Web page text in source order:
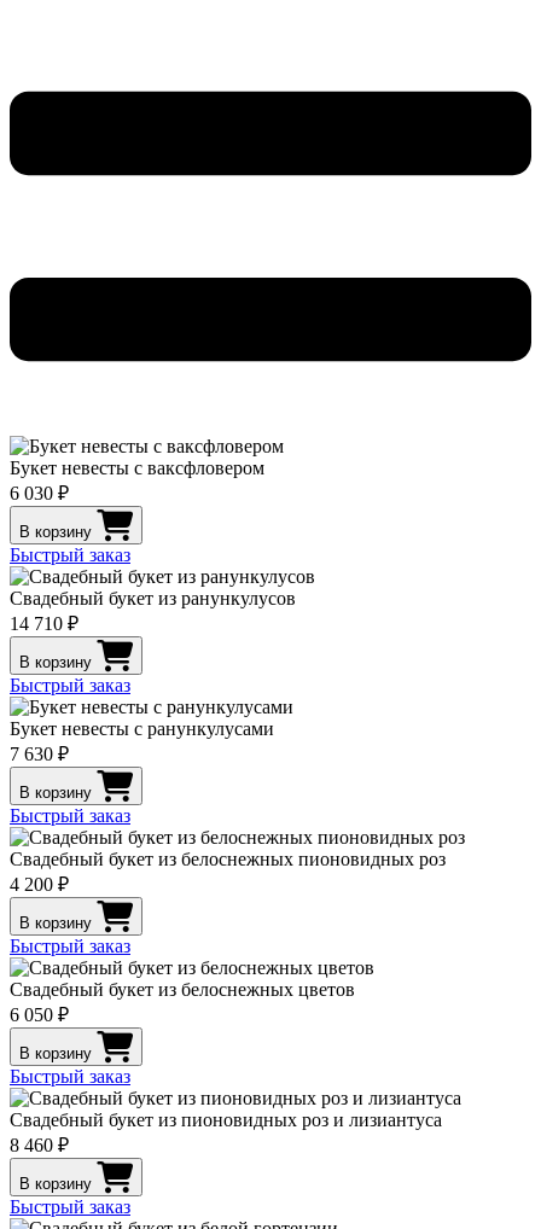
Букет невесты с ваксфловером
6 030 ₽
В корзину
Быстрый заказ
Свадебный букет из ранункулусов
14 710 ₽
В корзину
Быстрый заказ
Букет невесты с ранункулусами
7 630 ₽
В корзину
Быстрый заказ
Свадебный букет из белоснежных пионовидных роз
4 200 ₽
В корзину
Быстрый заказ
Свадебный букет из белоснежных цветов
6 050 ₽
В корзину
Быстрый заказ
Свадебный букет из пионовидных роз и лизиантуса
8 460 ₽
В корзину
Быстрый заказ